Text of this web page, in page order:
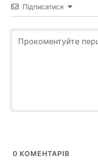
Підписатися
0 КОМЕНТАРІВ